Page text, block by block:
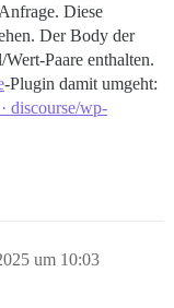
Diese
Der Body der
Wert-Paare enthalten.
-Plugin damit umgeht:
discourse/wp-
um 10:03